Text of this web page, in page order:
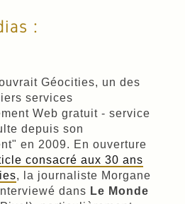
:
Géocities, un des
services
Web gratuit - service
depuis son
en 2009. En ouverture
consacré aux 30 ans
, la journaliste Morgane
dans Le Monde